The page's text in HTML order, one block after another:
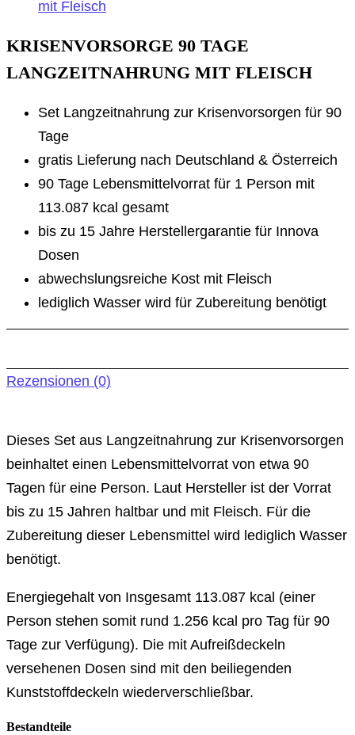
KRISENVORSORGE 90 TAGE
LANGZEITNAHRUNG MIT FLEISCH
Set Langzeitnahrung zur Krisenvorsorgen für 90
Tage
gratis Lieferung nach Deutschland & Österreich
90 Tage Lebensmittelvorrat für 1 Person mit
113.087 kcal gesamt
bis zu 15 Jahre Herstellergarantie für Innova
Dosen
abwechslungsreiche Kost mit Fleisch
lediglich Wasser wird für Zubereitung benötigt
Rezensionen (0)
Dieses Set aus Langzeitnahrung zur Krisenvorsorgen
beinhaltet einen Lebensmittelvorrat von etwa 90
Tagen für eine Person. Laut Hersteller ist der Vorrat
bis zu 15 Jahren haltbar und mit Fleisch. Für die
Zubereitung dieser Lebensmittel wird lediglich Wasser
benötigt.
Energiegehalt von Insgesamt 113.087 kcal (einer
Person stehen somit rund 1.256 kcal pro Tag für 90
Tage zur Verfügung). Die mit Aufreißdeckeln
versehenen Dosen sind mit den beiliegenden
Kunststoffdeckeln wiederverschließbar.
Bestandteile